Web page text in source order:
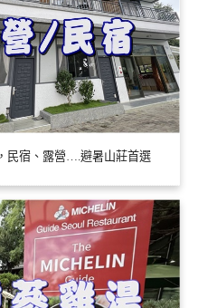
民宿、露營….避暑山莊首選